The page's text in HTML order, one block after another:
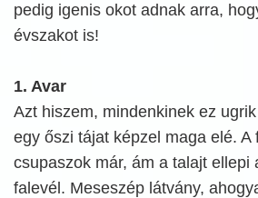
pedig igenis okot adnak arra,
évszakot is!
1. Avar
Azt hiszem, mindenkinek ez
egy őszi tájat képzel maga elé. A
csupaszok már, ám a talajt ellepi
falevél. Meseszép látvány,